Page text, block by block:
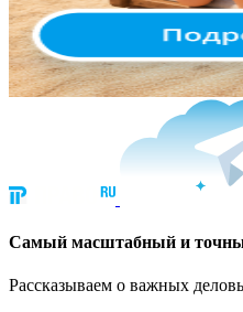
Cамый масштабный и
Рассказываем о важных